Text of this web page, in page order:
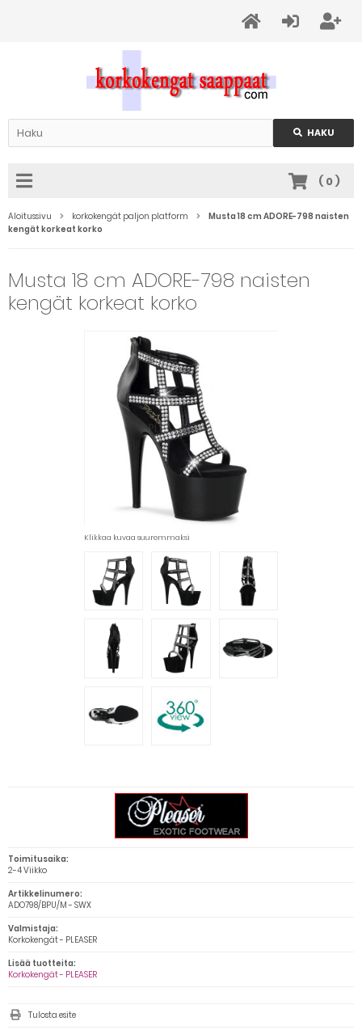
HAKU
( 0)
Aloitussivu korkokengät paljon platform
Musta 18 cm ADORE-798 naisten
kengät korkeat korko
Musta 18 cm ADORE-798 naisten
kengät korkeat korko
Klikkaa kuvaa suuremmaksi
Toimitusaika:
2-4 Viikko
Artikkelinumero:
ADO798/BPU/M - SWX
Valmistaja:
Korkokengät - PLEASER
Lisää tuotteita:
Korkokengät - PLEASER
Tulosta esite